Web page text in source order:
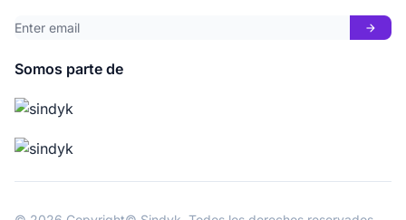
arrow_forward
Somos parte de